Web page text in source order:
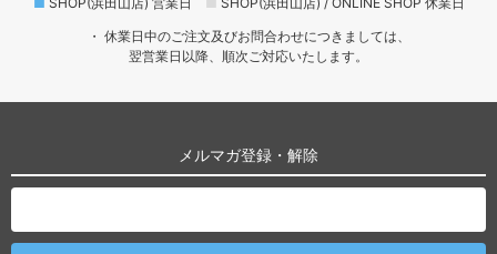
・ 休業日中のご注文及びお問合わせにつきましては、
翌営業日以降、順次ご対応いたします。
メルマガ登録・解除